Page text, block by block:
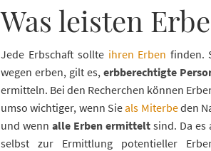
Was leisten
Jede Erbschaft sollte ihren Erben finden.
wegen erben, gilt es,erbberechtigte
ermitteln. Bei den Recherchen können
umso wichtiger, wenn Sieals Miterbeden
und wenn alle Erben ermittelt sind. Da es
selbst zur Ermittlung potentieller